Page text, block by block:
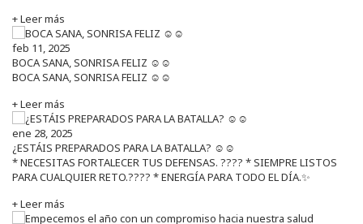
+ Leer más
feb 11, 2025
BOCA SANA, SONRISA FELIZ ☺️☺️
BOCA SANA, SONRISA FELIZ ☺️☺️
+ Leer más
ene 28, 2025
¿ESTÁIS PREPARADOS PARA LA BATALLA? ☺️☺️
* NECESITAS FORTALECER TUS DEFENSAS. ????️ * SIEMPRE LISTOS
PARA CUALQUIER RETO.???? * ENERGÍA PARA TODO EL DÍA.✨
+ Leer más